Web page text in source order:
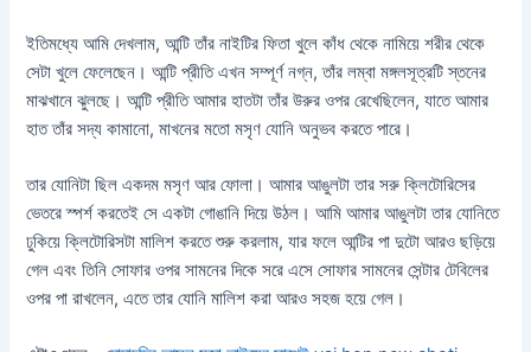
ইতিমধ্যে আমি দেখলাম, আন্টি তাঁর নাইটির ফিতা খুলে কাঁধ থেকে নামিয়ে শরীর থেকে
সেটা খুলে ফেলেছেন। আন্টি প্রীতি এখন সম্পূর্ণ নগ্ন, তাঁর লম্বা মঙ্গলসূত্রটি স্তনের
মাঝখানে ঝুলছে। আন্টি প্রীতি আমার হাতটা তাঁর উরুর ওপর রেখেছিলেন, যাতে আমার
হাত তাঁর সদ্য কামানো, মাখনের মতো মসৃণ যোনি অনুভব করতে পারে।
তার যোনিটা ছিল একদম মসৃণ আর ফোলা। আমার আঙুলটা তার সরু ক্লিটোরিসের
ভেতরে স্পর্শ করতেই সে একটা গোঙানি দিয়ে উঠল। আমি আমার আঙুলটা তার যোনিতে
ঢুকিয়ে ক্লিটোরিসটা মালিশ করতে শুরু করলাম, যার ফলে আন্টির পা দুটো আরও ছড়িয়ে
গেল এবং তিনি সোফার ওপর সামনের দিকে সরে এসে সোফার সামনের সেন্টার টেবিলের
ওপর পা রাখলেন, এতে তার যোনি মালিশ করা আরও সহজ হয়ে গেল।